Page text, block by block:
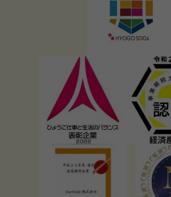
代・60代男性を虜にする魅力の変遷と味わい